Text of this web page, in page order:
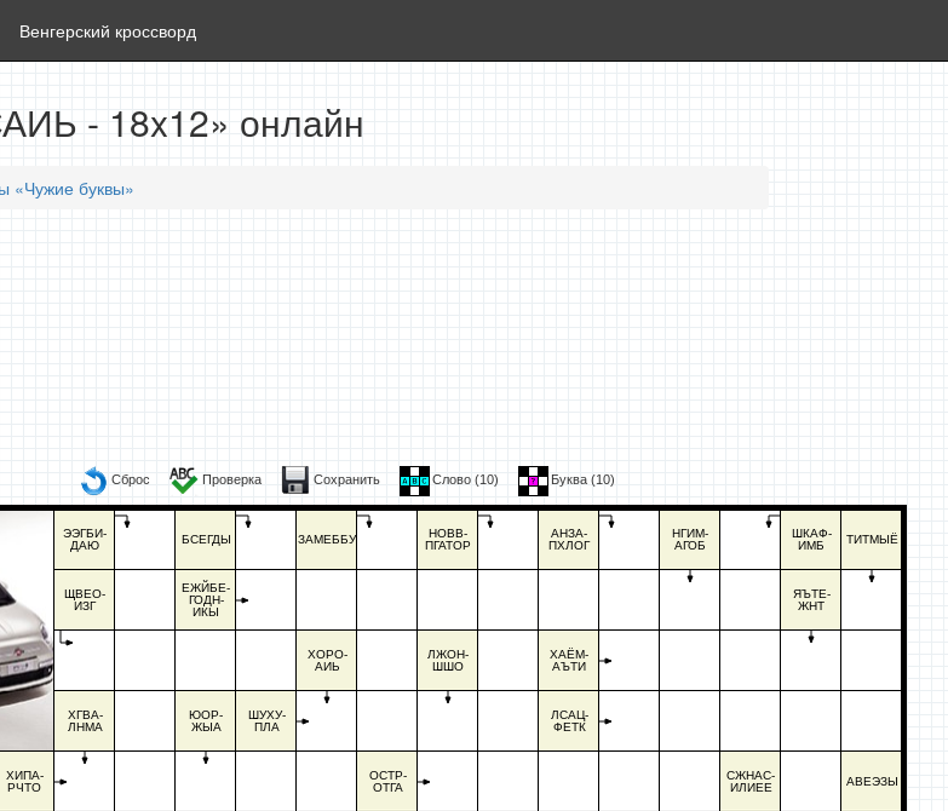
Венгерский кроссворд
- 18x12» онлайн
«Чужие буквы»
Сброс Проверка Сохранить Слово (10) Буква (10)
ХИПА-
РЧТО
ЭЭГБИ-
ДАЮ
ЩВЕО-
ИЗГ
ХГВА-
ЛНМА
БСЕГДЫ
ЕЖЙБЕ-
ГОДН-
ИКЫ
ЮОР-
ЖЫА
ШУХУ-
ПЛА
ЗАМЕББУ
ХОРО-
АИЬ
ОСТР-
ОТГА
НОВВ-
ПГАТОР
ЛЖОН-
ШШО
АНЗА-
ПХЛОГ
ХАЁМ-
АЪТИ
ЛСАЦ-
ФЕТК
НГИМ-
АГОБ
СЖНАС-
ИЛИЕЕ
ШКАФ-
ИМБ
ЯЪТЕ-
ЖНТ
ТИТМЫЁ
АВЕЭЗЫ